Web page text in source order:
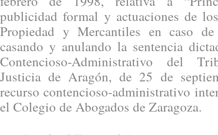
publicidad formal y actuaciones de
Propiedad y Mercantiles en caso
casando y anulando la sentencia
Contencioso-Administrativo del
Justicia de Aragón, de 25 de
recurso contencioso-administrativo
el Colegio de Abogados de Zaragoza.